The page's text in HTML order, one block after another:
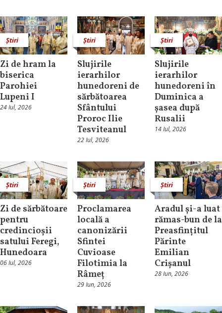
Știri
Zi de hram la
biserica
Parohiei
Lupeni I
24 Iul, 2026
Știri
Slujirile
ierarhilor
hunedoreni de
sărbătoarea
Sfântului
Proroc Ilie
Tesviteanul
22 Iul, 2026
Știri
Slujirile
ierarhilor
hunedoreni în
Duminica a
șasea după
Rusalii
14 Iul, 2026
Știri
Zi de sărbătoare
pentru
credincioșii
satului Feregi,
Hunedoara
06 Iul, 2026
Știri
Proclamarea
locală a
canonizării
Sfintei
Cuvioase
Filotimia la
Râmeț
29 Iun, 2026
Știri
Aradul și-a luat
rămas-bun de la
Preasfințitul
Părinte
Emilian
Crișanul
28 Iun, 2026